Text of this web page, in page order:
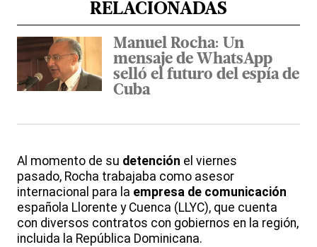
RELACIONADAS
Manuel Rocha: Un
mensaje de WhatsApp
selló el futuro del espía de
Cuba
Al momento de su detención el viernes
pasado, Rocha trabajaba como asesor
internacional para la empresa de comunicación
española Llorente y Cuenca (LLYC), que cuenta
con diversos contratos con gobiernos en la región,
incluida la República Dominicana.